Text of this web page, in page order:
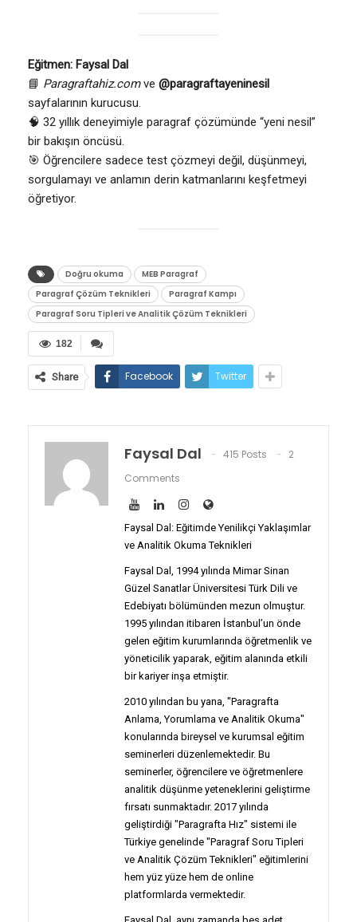
Eğitmen: Faysal Dal
📘 Paragraftahiz.comve @paragraftayeninesil
sayfalarının kurucusu.
🧠 32 yıllık deneyimiyle paragraf çözümünde “yeni nesil”
bir bakışın öncüsü.
🎯 Öğrencilere sadece test çözmeyi değil, düşünmeyi,
sorgulamayı ve anlamın derin katmanlarını keşfetmeyi
öğretiyor.
Doğru okuma
MEB Paragraf
Paragraf Çözüm Teknikleri
Paragraf Kampı
Paragraf Soru Tipleri ve Analitik Çözüm Teknikleri
182
Share Facebook Twitter
Faysal Dal 415 Posts
2
Comments
Faysal Dal: Eğitimde Yenilikçi Yaklaşımlar
ve Analitik Okuma Teknikleri
Faysal Dal, 1994 yılında Mimar Sinan
Güzel Sanatlar Üniversitesi Türk Dili ve
Edebiyatı bölümünden mezun olmuştur.
1995 yılından itibaren İstanbul’un önde
gelen eğitim kurumlarında öğretmenlik ve
yöneticilik yaparak, eğitim alanında etkili
bir kariyer inşa etmiştir.
2010 yılından bu yana, "Paragrafta
Anlama, Yorumlama ve Analitik Okuma"
konularında bireysel ve kurumsal eğitim
seminerleri düzenlemektedir. Bu
seminerler, öğrencilere ve öğretmenlere
analitik düşünme yeteneklerini geliştirme
fırsatı sunmaktadır. 2017 yılında
geliştirdiği "Paragrafta Hız" sistemi ile
Türkiye genelinde "Paragraf Soru Tipleri
ve Analitik Çözüm Teknikleri" eğitimlerini
hem yüz yüze hem de online
platformlarda vermektedir.